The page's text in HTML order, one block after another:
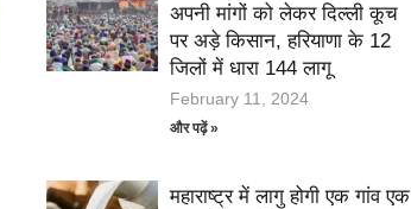
अपनी मांगों को लेकर दिल्ली कूच
पर अड़े किसान, हरियाणा के 12
जिलों में धारा 144 लागू
February 11, 2024
और पढ़ें »
महाराष्ट्र में लागु होगी एक गांव एक